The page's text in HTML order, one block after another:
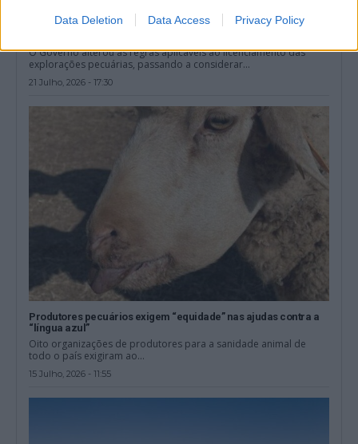
Data Deletion Data Access Privacy Policy
Governo simplifica licenciamento das explorações pecuárias,
O Governo alterou as regras aplicáveis ao licenciamento das
explorações pecuárias, passando a considerar...
21 Julho, 2026 - 17:30
Produtores pecuários exigem “equidade” nas ajudas contra a
“língua azul”
Oito organizações de produtores para a sanidade animal de
todo o país exigiram ao...
15 Julho, 2026 - 11:55